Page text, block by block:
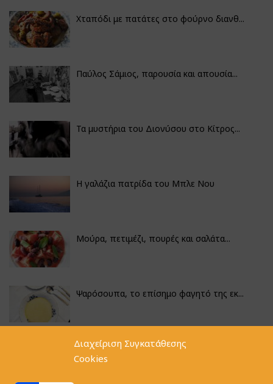
Διαχείριση Συγκατάθεσης
Cookies
Χταπόδι με πατάτες στο φούρνο διανθ...
Παύλος Σάμιος, παρουσία και απουσία...
Τα μυστήρια του Διονύσου στο Κίτρος...
Η γαλάζια πατρίδα του Μπλε Νου
Μούρα, πετιμέζι, πουρές και σαλάτα...
Ψαρόσουπα, το επίσημο φαγητό της εκ...
Κουνουπίδι γιαχνί με την αλχημεία π...